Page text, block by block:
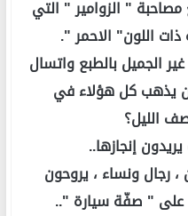
" الزوامير " التي
ذات اللون" الاحمر ".
الجميل بالطبع واتسال
يذهب كل هؤلاء في
الليل؟
إنجازها..
رجال ونساء ، يروحون
على " صفّة سيارة "..